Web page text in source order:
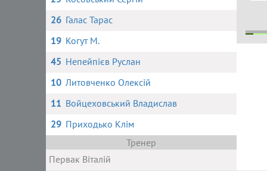
26 Галас Тарас
19 Когут М.
45 Непейпієв Руслан
10 Литовченко Олексій
11 Войцеховський Владислав
29 Приходько Клім
Тренер
Первак Віталій